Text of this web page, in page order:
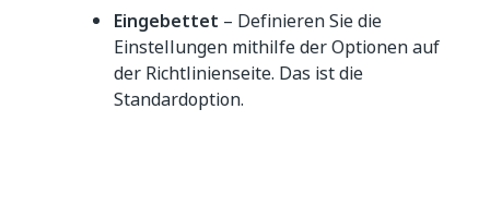
Eingebettet – Definieren Sie die
Einstellungen mithilfe der Optionen auf
der Richtlinienseite. Das ist die
Standardoption.